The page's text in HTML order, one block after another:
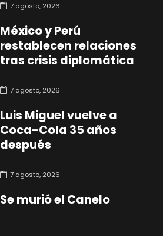
7 agosto, 2026
México y Perú
restablecen relaciones
tras crisis diplomática
7 agosto, 2026
Luis Miguel vuelve a
Coca-Cola 35 años
después
7 agosto, 2026
Se murió el Canelo